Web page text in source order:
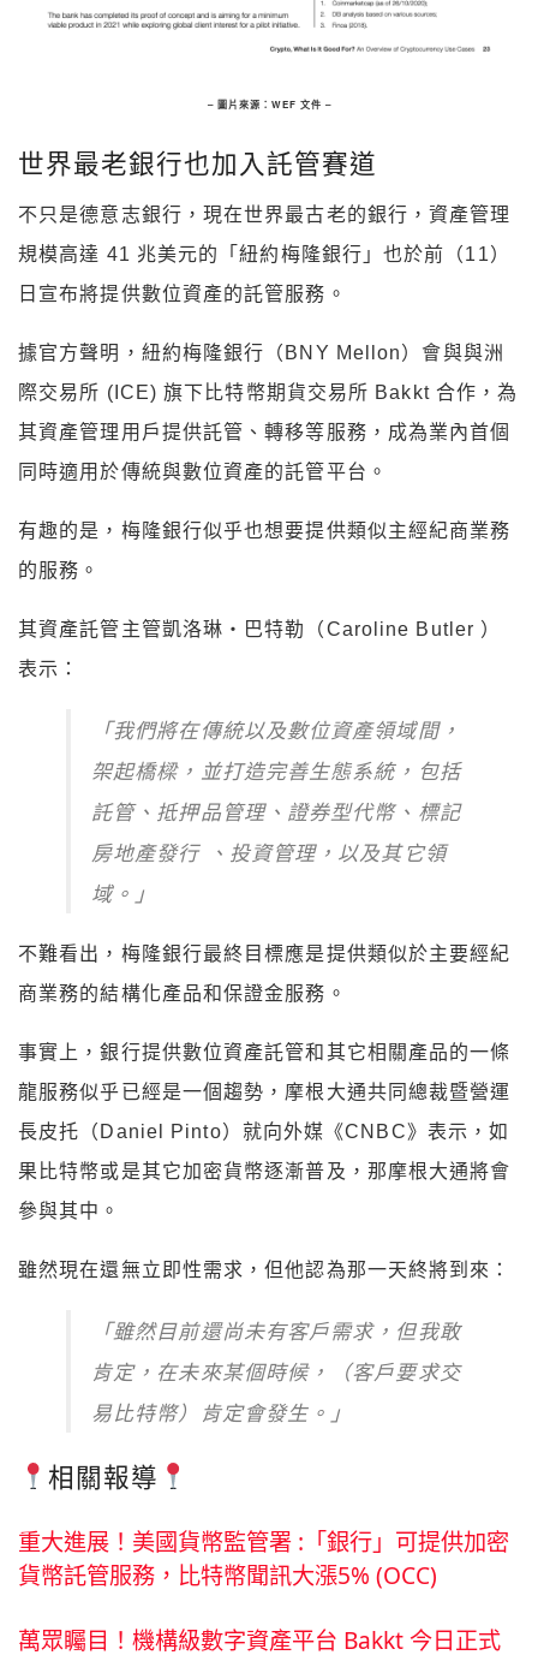
– 圖片來源：WEF 文件 –
世界最老銀行也加入託管賽道
不只是德意志銀行，現在世界最古老的銀行，資產管理
規模高達 41 兆美元的「紐約梅隆銀行」也於前（11）
日宣布將提供數位資產的託管服務。
據官方聲明，紐約梅隆銀行（BNY Mellon）會與與洲
際交易所 (ICE) 旗下比特幣期貨交易所 Bakkt 合作，為
其資產管理用戶提供託管、轉移等服務，成為業內首個
同時適用於傳統與數位資產的託管平台。
有趣的是，梅隆銀行似乎也想要提供類似主經紀商業務
的服務。
其資產託管主管凱洛琳・巴特勒（Caroline Butler ）
表示：
「我們將在傳統以及數位資產領域間，
架起橋樑，並打造完善生態系統，包括
託管、抵押品管理、證券型代幣、標記
房地產發行 、投資管理，以及其它領
域。」
不難看出，梅隆銀行最終目標應是提供類似於主要經紀
商業務的結構化產品和保證金服務。
事實上，銀行提供數位資產託管和其它相關產品的一條
龍服務似乎已經是一個趨勢，摩根大通共同總裁暨營運
長皮托（Daniel Pinto）就向外媒《CNBC》表示，如
果比特幣或是其它加密貨幣逐漸普及，那摩根大通將會
參與其中。
雖然現在還無立即性需求，但他認為那一天終將到來：
「雖然目前還尚未有客戶需求，但我敢
肯定，在未來某個時候，（客戶要求交
易比特幣）肯定會發生。」
相關報導
重大進展！美國貨幣監管署 :「銀行」可提供加密
貨幣託管服務，比特幣聞訊大漲5% (OCC)
萬眾矚目！機構級數字資產平台 Bakkt 今日正式